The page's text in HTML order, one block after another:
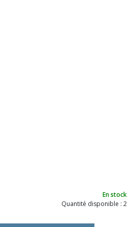
En stock
Quantité disponible : 2